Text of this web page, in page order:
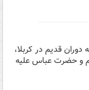
قدیم در کربلا،
و حضرت عباس علیه